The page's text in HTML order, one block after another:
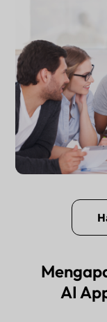
AI